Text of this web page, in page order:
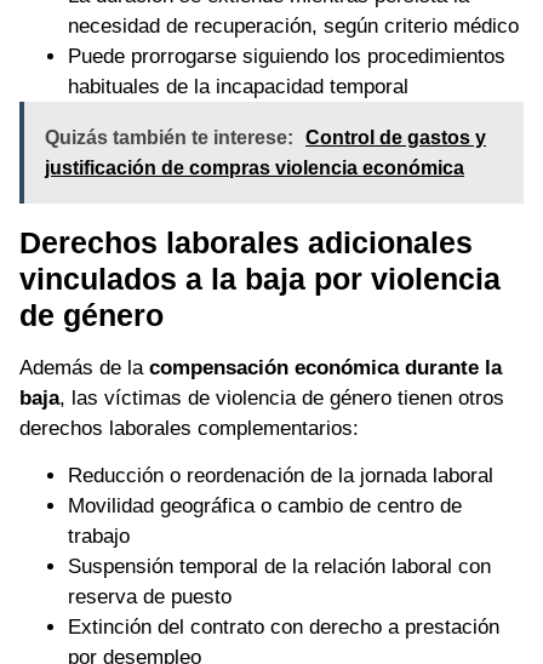
necesidad de recuperación, según criterio médico
Puede prorrogarse siguiendo los procedimientos
habituales de la incapacidad temporal
Quizás también te interese:
Control de gastos y
justificación de compras violencia económica
Derechos laborales adicionales
vinculados a la baja por violencia
de género
Además de la compensación económica durante la
baja, las víctimas de violencia de género tienen otros
derechos laborales complementarios:
Reducción o reordenación de la jornada laboral
Movilidad geográfica o cambio de centro de
trabajo
Suspensión temporal de la relación laboral con
reserva de puesto
Extinción del contrato con derecho a prestación
por desempleo